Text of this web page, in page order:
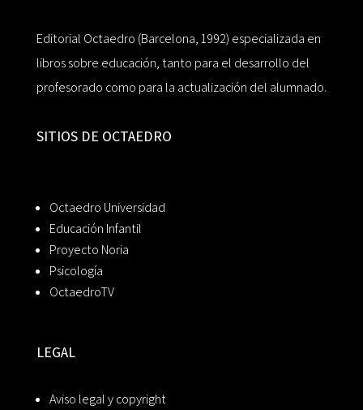
Editorial Octaedro (Barcelona, 1992) especializada en
libros sobre educación, tanto para el desarrollo del
profesorado como para la actualización del alumnado.
SITIOS DE OCTAEDRO
Octaedro Universidad
Educación Infantil
Proyecto Noria
Psicología
OctaedroTV
LEGAL
Aviso legal y copyright